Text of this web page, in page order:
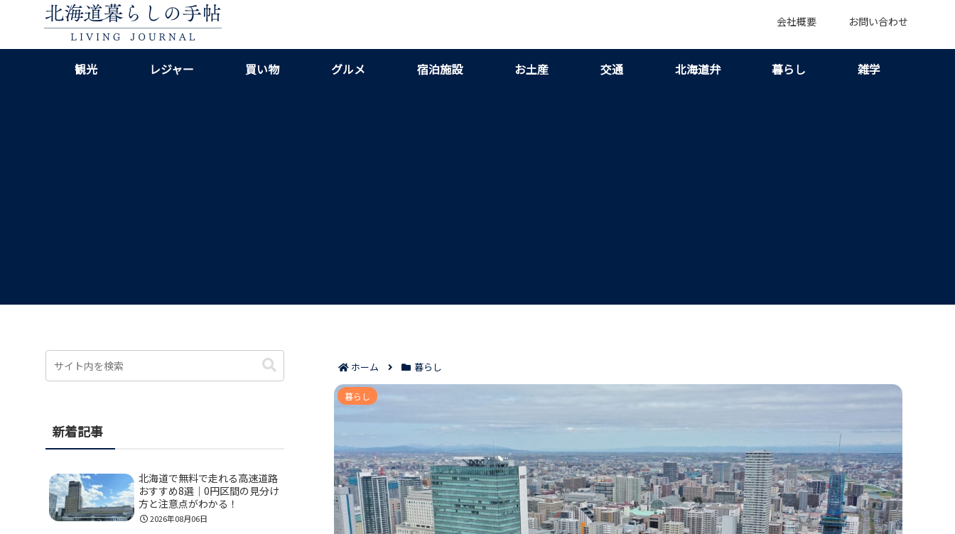
会社概要 お問い合わせ
観光 レジャー 買い物 グルメ 宿泊施設 お土産 交通 北海道弁 暮らし 雑学
ホーム 暮らし
札幌観光の季節は目的別に選ぶのが正解｜春夏秋冬の見どころが一目で決まる！
暮らし
新着記事
北海道で無料で走れる高速道路
おすすめ8選｜0円区間の見分け
方と注意点がわかる！
2026年08月06日